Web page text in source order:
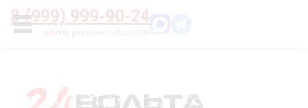
8 (999) 999-90-24
УСЛУГИ
Главная О нас Цены